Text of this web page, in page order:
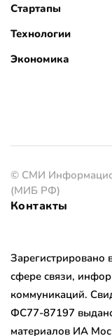
Стартапы
Технологии
Экономика
© СМИ
(МИБ РФ)
Контакты
Зарегистрировано
сфере связи,
коммуникаций.
ФС77-87197
материалов ИА